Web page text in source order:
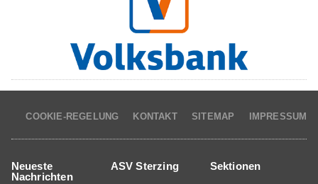
COOKIE-REGELUNG KONTAKT SITEMAP IMPRESSUM
Neueste
Nachrichten
ASV Sterzing Sektionen